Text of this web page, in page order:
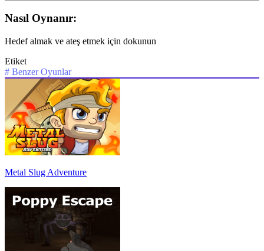
Nasıl Oynanır:
Hedef almak ve ateş etmek için dokunun
Etiket
# Benzer Oyunlar
Metal Slug Adventure